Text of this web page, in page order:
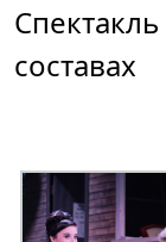
составах